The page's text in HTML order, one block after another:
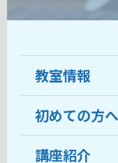
教室情報
教室につい
受講生の声
初めての方へ
ココがおす
講座紹介